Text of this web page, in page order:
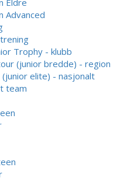
Advanced
Trophy - klubb
(junior bredde) - region
(junior elite) - nasjonalt
team